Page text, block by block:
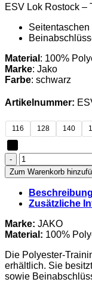
ESV Lok Rostock –
Material : 100%
Marke: Jako
Farbe: schwarz
Artikelnummer:
116 128 140
ESV
Lok
Rostock
-
Trainingshose
Kinder
Menge
Zum Warenkorb
Beschreibung
Zusätzliche
Marke: JAKO
Material: 100%
Die Polyester-
erhältlich. Sie
sowie